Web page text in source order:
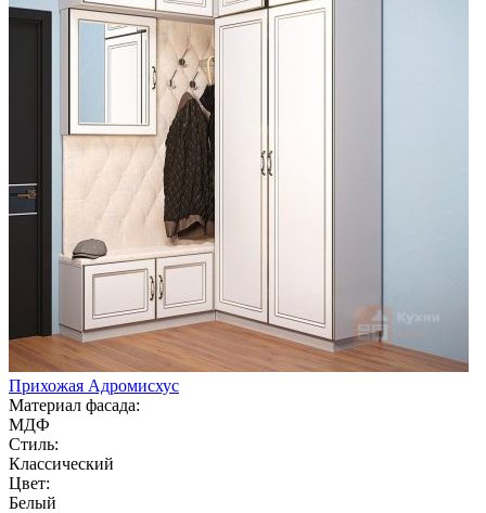
Прихожая Адромисхус
Материал фасада:
МДФ
Стиль:
Классический
Цвет:
Белый